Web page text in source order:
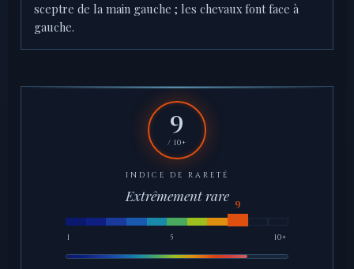
sceptre de la main gauche ; les chevaux font face à
gauche.
9
/ 10+
INDICE DE RARETÉ
Extrêmement rare
1 5 10+